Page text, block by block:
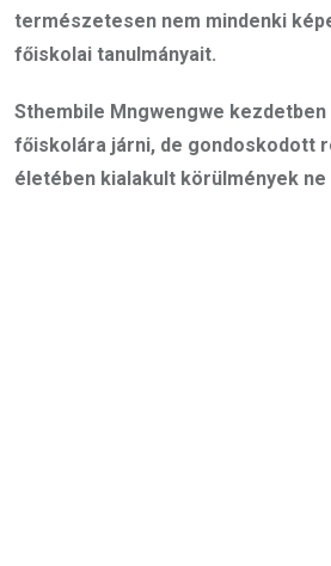
természetesen nem mindenki
főiskolai tanulmányait.
Sthembile Mngwengwe
főiskolára járni, de gondoskodott
életében kialakult körülmények